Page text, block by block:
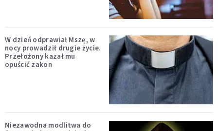
W dzień odprawiał Mszę, w
nocy prowadził drugie życie.
Przełożony kazał mu
opuścić zakon
Niezawodna modlitwa do